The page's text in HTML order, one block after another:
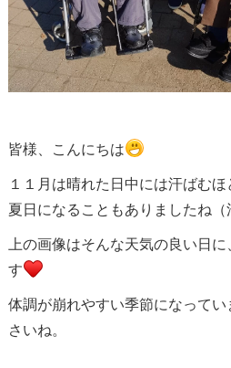
皆様、こんにちは
１１月は晴れた日中には汗ばむ
夏日になることもありましたね（
上の画像はそんな天気の良い日
す
体調が崩れやすい季節になって
さいね。